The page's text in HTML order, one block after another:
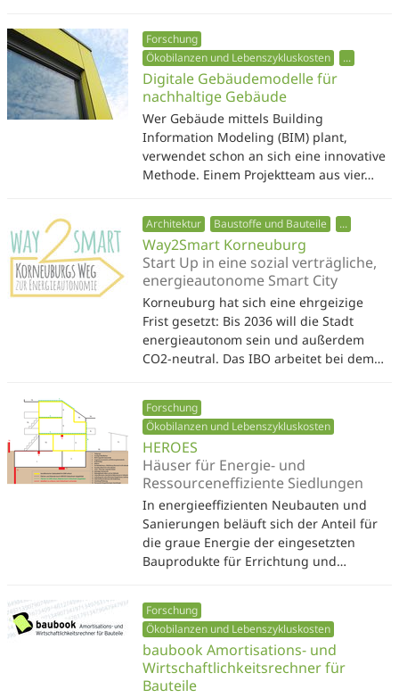
Forschung
Ökobilanzen und Lebenszykluskosten
...
Digitale Gebäudemodelle für
nachhaltige Gebäude
Wer Gebäude mittels Building
Information Modeling (BIM) plant,
verwendet schon an sich eine innovative
Methode. Einem Projektteam aus vier…
Architektur Baustoffe und Bauteile ...
Way2Smart Korneuburg
Start Up in eine sozial verträgliche,
energieautonome Smart City
Korneuburg hat sich eine ehrgeizige
Frist gesetzt: Bis 2036 will die Stadt
energieautonom sein und außerdem
CO2-neutral. Das IBO arbeitet bei dem…
Forschung
Ökobilanzen und Lebenszykluskosten
HEROES
Häuser für Energie- und
Ressourceneffiziente Siedlungen
In energieeffizienten Neubauten und
Sanierungen beläuft sich der Anteil für
die graue Energie der eingesetzten
Bauprodukte für Errichtung und…
Forschung
Ökobilanzen und Lebenszykluskosten
baubook Amortisations- und
Wirtschaftlichkeitsrechner für
Bauteile